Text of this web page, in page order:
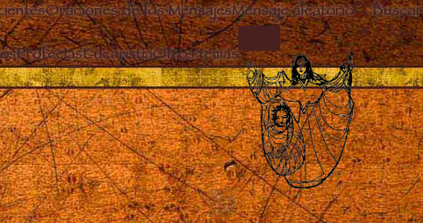
Oraciones de los MensajesMensaje aleatorio Buscar
ProfecíasEucaristíaOtros temas
Close